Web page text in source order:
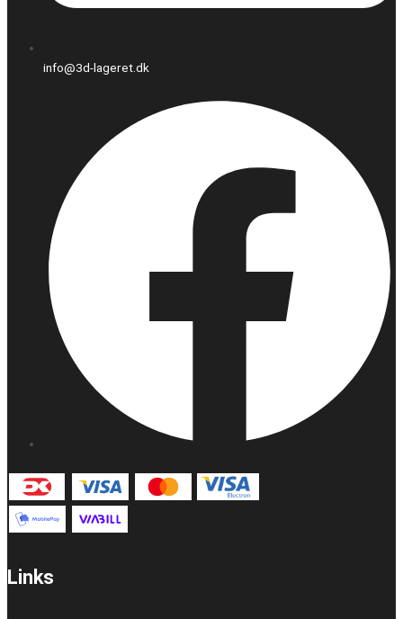
info@3d-lageret.dk
Links